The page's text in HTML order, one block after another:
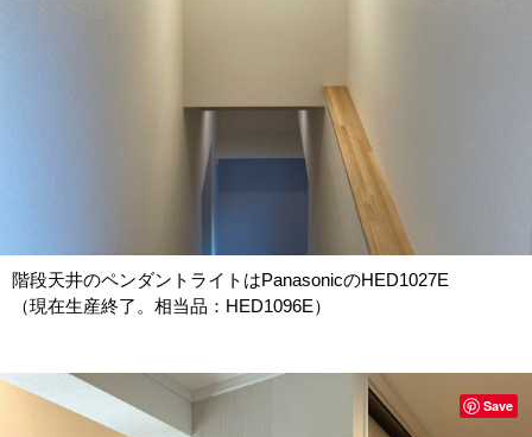
階段天井のペンダントライトはPanasonicのHED1027E
（現在生産終了。相当品：HED1096E）
Save